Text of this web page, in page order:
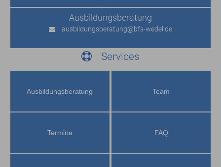
Ausbildungs­beratung
ausbildungsberatung@bfs-wedel.de
Services
Ausbildungs­beratung Team
Termine FAQ